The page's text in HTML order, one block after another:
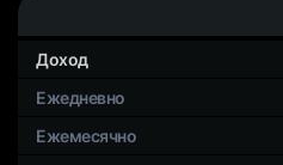
Доход